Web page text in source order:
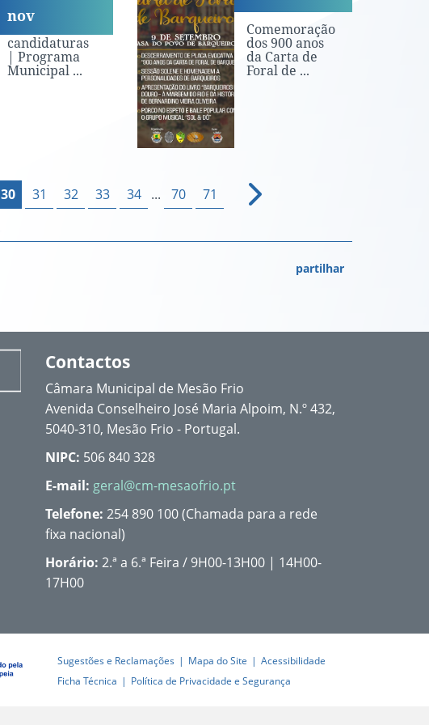
candidaturas
| Programa
Municipal ...
nov
Comemoração
dos 900 anos
da Carta de
Foral de ...
30 31 32 33 34 ... 70 71
partilhar
Contactos
Câmara Municipal de Mesão Frio
Avenida Conselheiro José Maria Alpoim, N.º 432,
5040-310, Mesão Frio - Portugal.
NIPC: 506 840 328
E-mail: geral@cm-mesaofrio.pt
Telefone: 254 890 100 (Chamada para a rede
fixa nacional)
Horário:2.ª a 6.ª Feira / 9H00-13H00 | 14H00-
17H00
Sugestões e Reclamações Mapa do Site
Acessibilidade
Ficha Técnica
Política de Privacidade e Segurança